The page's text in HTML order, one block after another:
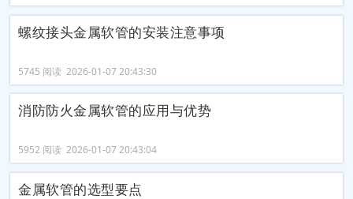
螺纹接头金属软管的安装注意事项
5745 阅读 2026-01-07 20:43:30
消防防火金属软管的应用与优势
5952 阅读 2026-01-07 20:43:04
金属软管的选型要点